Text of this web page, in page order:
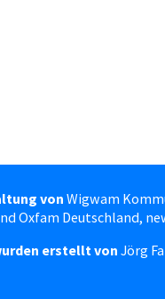
von Wigwam
Oxfam Deutschland,
erstellt von Jörg